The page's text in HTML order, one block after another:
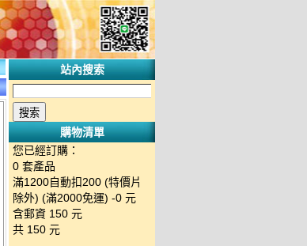
站內搜索
購物清單
您已經訂購：
0 套產品
滿1200自動扣200 (特價片
除外) (滿2000免運) -0 元
含郵資 150 元
共 150 元